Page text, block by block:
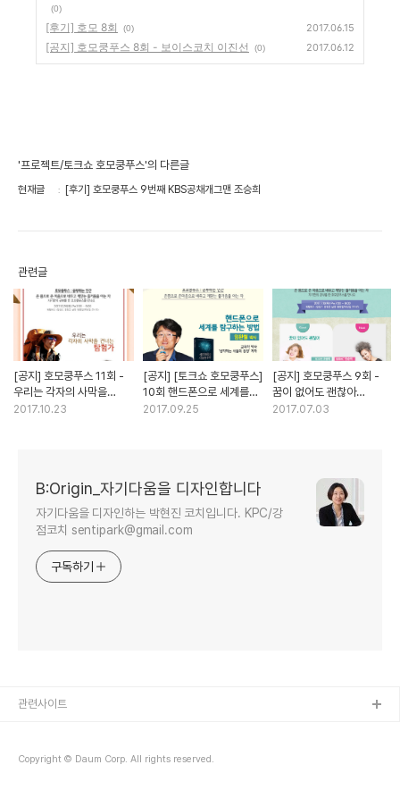
(0)
[후기] 호모 8회 (0) 2017.06.15
[공지] 호모쿵푸스 8회 - 보이스코치 이진선 (0) 2017.06.12
'프로젝트/토크쇼 호모쿵푸스'의 다른글
현재글 [후기] 호모쿵푸스 9번째 KBS공채개그맨 조승희
관련글
[공지] 호모쿵푸스 11회 -
우리는 각자의 사막을
건너는 탐험가 by 남영호
2017.10.23
[공지] [토크쇼 호모쿵푸스]
10회 핸드폰으로 세계를
탐구하는 방법 by 임완철
2017.09.25
[공지] 호모쿵푸스 9회 -
꿈이 없어도 괜찮아
KBS공채개그우먼 조승희
2017.07.03
B:Origin_자기다움을 디자인합니다
자기다움을 디자인하는 박현진 코치입니다. KPC/강
점코치 sentipark@gmail.com
구독하기
Copyright © Daum Corp. All rights reserved.
관련사이트